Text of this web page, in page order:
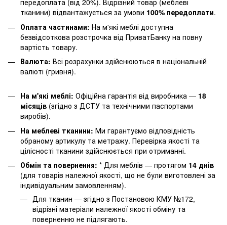
передоплата (від 20%). Відрізний товар (меблеві
тканини) відвантажується за умови 100% передоплати.
Оплата частинами: На м'які меблі доступна
безвідсоткова розстрочка від ПриватБанку на повну
вартість товару.
Валюта: Всі розрахунки здійснюються в національній
валюті (гривня).
На м'які меблі: Офіційна гарантія від виробника — 18
місяців (згідно з ДСТУ та технічними паспортами
виробів).
На меблеві тканини: Ми гарантуємо відповідність
обраному артикулу та метражу. Перевірка якості та
цілісності тканини здійснюється при отриманні.
Обмін та повернення: * Для меблів — протягом 14 днів
(для товарів належної якості, що не були виготовлені за
індивідуальним замовленням).
Для тканин — згідно з Постановою КМУ №172,
відрізні матеріали належної якості обміну та
поверненню не підлягають.